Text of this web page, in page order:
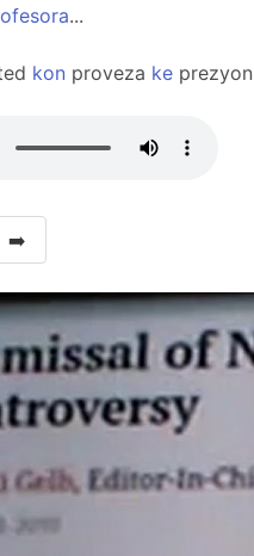
...
kon proveza ke prezyon
➡️